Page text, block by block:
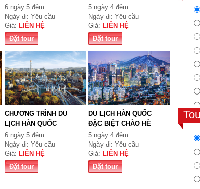
6 ngày 5 đêm
Ngày đi: Yêu cầu
Giá: LIÊN HỆ
Đặt tour
5 ngày 4 đêm
Ngày đi: Yêu cầu
Giá: LIÊN HỆ
Đặt tour
CHƯƠNG TRÌNH DU
LỊCH HÀN QUỐC
6 ngày 5 đêm
Ngày đi: Yêu cầu
Giá: LIÊN HỆ
Đặt tour
DU LỊCH HÀN QUỐC
ĐẶC BIỆT CHÀO HÈ
5 ngày 4 đêm
Ngày đi: Yêu cầu
Giá: LIÊN HỆ
Đặt tour